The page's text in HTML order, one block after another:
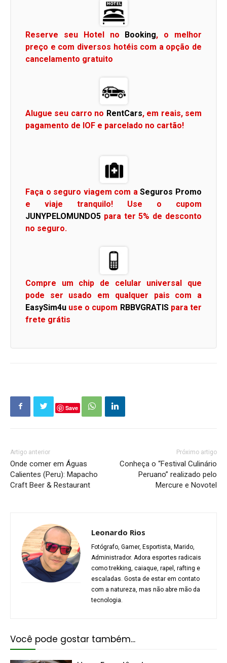
Reserve seu Hotel no Booking, o melhor
preço e com diversos hotéis com a opção de
cancelamento gratuito
Alugue seu carro no RentCars, em reais, sem
pagamento de IOF e parcelado no cartão!
Faça o seguro viagem com aSeguros Promo
e viaje tranquilo! Use o cupom
JUNYPELOMUNDO5 para ter 5% de desconto
no seguro.
Compre um chip de celular universal que
pode ser usado em qualquer pais com a
EasySim4u use o cupom RBBVGRATIS para ter
frete grátis
Save
Artigo anterior
Onde comer em Águas
Calientes (Peru): Mapacho
Craft Beer & Restaurant
Próximo artigo
Conheça o “Festival Culinário
Peruano” realizado pelo
Mercure e Novotel
Leonardo Rios
Fotógrafo, Gamer, Esportista, Marido,
Administrador. Adora esportes radicais
como trekking, caiaque, rapel, rafting e
escaladas. Gosta de estar em contato
com a natureza, mas não abre mão da
tecnologia.
Você pode gostar também...